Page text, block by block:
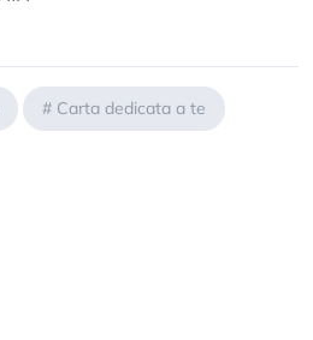
# Carta dedicata a te